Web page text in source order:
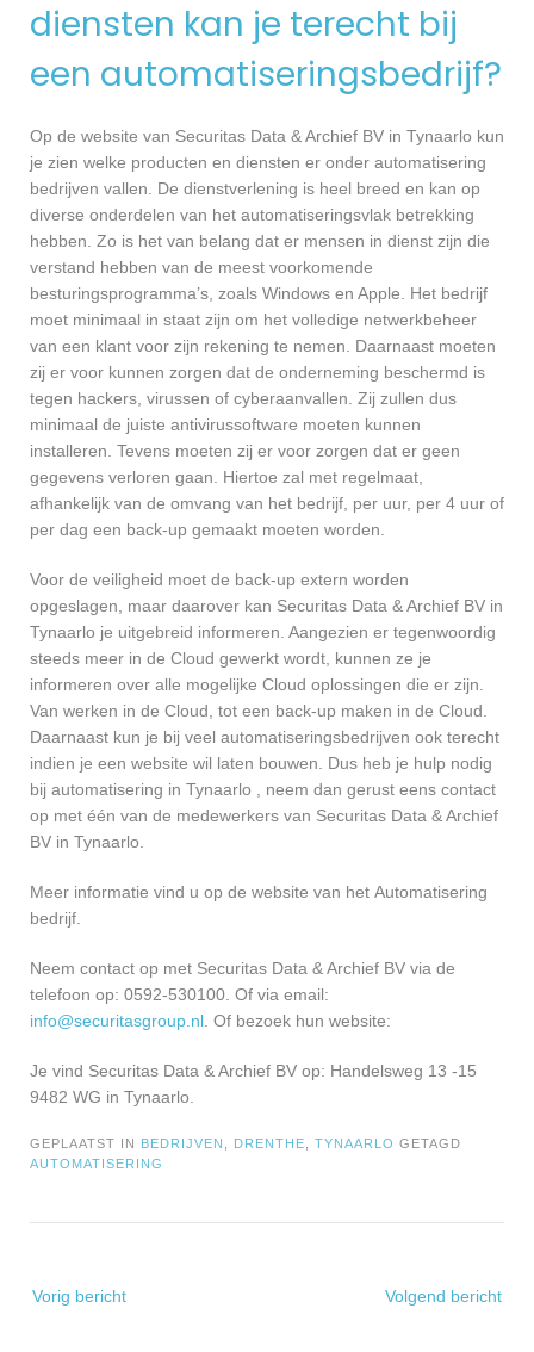
diensten kan je terecht bij
een automatiseringsbedrijf?
Op de website van Securitas Data & Archief BV in Tynaarlo kun
je zien welke producten en diensten er onder automatisering
bedrijven vallen. De dienstverlening is heel breed en kan op
diverse onderdelen van het automatiseringsvlak betrekking
hebben. Zo is het van belang dat er mensen in dienst zijn die
verstand hebben van de meest voorkomende
besturingsprogramma’s, zoals Windows en Apple. Het bedrijf
moet minimaal in staat zijn om het volledige netwerkbeheer
van een klant voor zijn rekening te nemen. Daarnaast moeten
zij er voor kunnen zorgen dat de onderneming beschermd is
tegen hackers, virussen of cyberaanvallen. Zij zullen dus
minimaal de juiste antivirussoftware moeten kunnen
installeren. Tevens moeten zij er voor zorgen dat er geen
gegevens verloren gaan. Hiertoe zal met regelmaat,
afhankelijk van de omvang van het bedrijf, per uur, per 4 uur of
per dag een back-up gemaakt moeten worden.
Voor de veiligheid moet de back-up extern worden
opgeslagen, maar daarover kan Securitas Data & Archief BV in
Tynaarlo je uitgebreid informeren. Aangezien er tegenwoordig
steeds meer in de Cloud gewerkt wordt, kunnen ze je
informeren over alle mogelijke Cloud oplossingen die er zijn.
Van werken in de Cloud, tot een back-up maken in de Cloud.
Daarnaast kun je bij veel automatiseringsbedrijven ook terecht
indien je een website wil laten bouwen. Dus heb je hulp nodig
bij automatisering in Tynaarlo , neem dan gerust eens contact
op met één van de medewerkers van Securitas Data & Archief
BV in Tynaarlo.
Meer informatie vind u op de website van het Automatisering
bedrijf.
Neem contact op met Securitas Data & Archief BV via de
telefoon op: 0592-530100. Of via email:
info@securitasgroup.nl . Of bezoek hun website:
Je vind Securitas Data & Archief BV op: Handelsweg 13 -15
9482 WG in Tynaarlo.
GEPLAATST IN BEDRIJVEN DRENTHE TYNAARLO GETAGD
AUTOMATISERING
navigatie
Vorig bericht Volgend bericht